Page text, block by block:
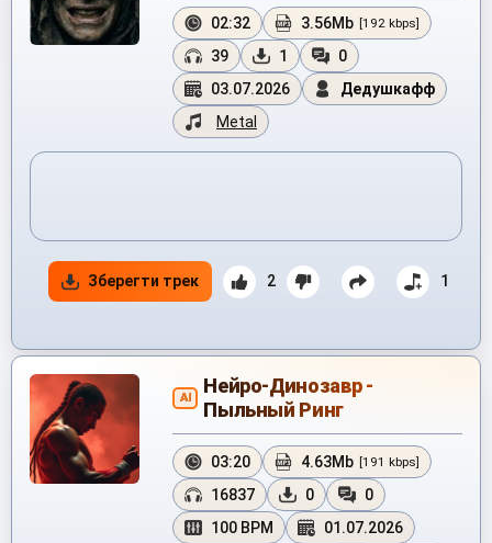
02:32 3.56Mb [192 kbps]
39 1
0
03.07.2026
Дедушкафф
Metal
Зберегти трек 2 1
AI
Нейро-Динозавр -
Пыльный Ринг
03:20 4.63Mb [191 kbps]
16837 0
0
100 BPM
01.07.2026